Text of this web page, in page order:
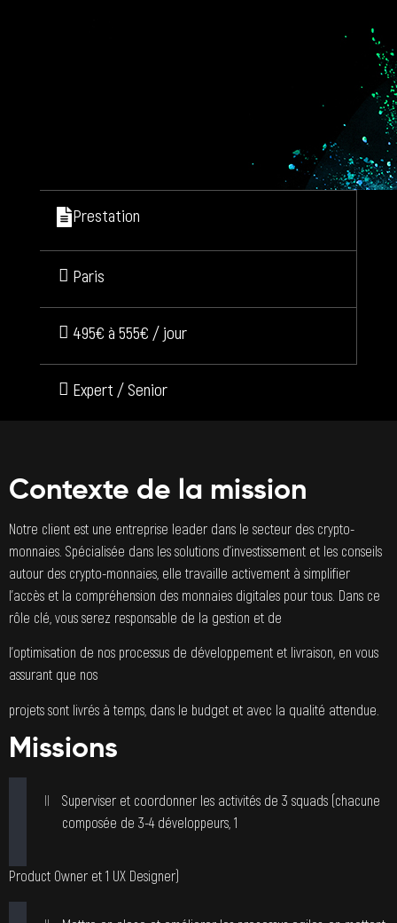
Prestation
Paris
495€ à 555€ / jour
Expert / Senior
Contexte de la mission
Notre client est une entreprise leader dans le secteur des crypto-
monnaies. Spécialisée dans les solutions d’investissement et les conseils
autour des crypto-monnaies, elle travaille activement à simplifier
l’accès et la compréhension des monnaies digitales pour tous. Dans ce
rôle clé, vous serez responsable de la gestion et de
l’optimisation de nos processus de développement et livraison, en vous
assurant que nos
projets sont livrés à temps, dans le budget et avec la qualité attendue.
Missions
Superviser et coordonner les activités de 3 squads (chacune
composée de 3-4 développeurs, 1
Product Owner et 1 UX Designer)